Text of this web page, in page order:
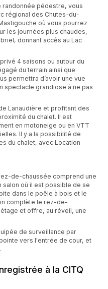
randonnée pédestre, vous
régional des Chutes-du-
où vous pourrez
les journées plus chaudes,
donnant accès au Lac
4 saisons ou autour du
du terrain ainsi que
permettra d’avoir une vue
spectacle grandiose à ne pas
Lanaudière et profitant des
du chalet. Il est
en motoneige ou en VTT
Il y a la possibilité de
du chalet, avec Location
de-chaussée comprend une
salon où il est possible de se
dans le poêle à bois et le
complète le rez-de-
et offre, au réveil, une
de surveillance par
vers l'entrée de cour, et
à la CITQ